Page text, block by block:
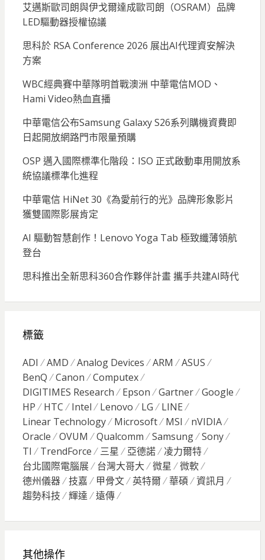
艾邁斯歐司朗與伊戈爾達成歐司朗（OSRAM）品牌
LED驅動器授權協議
思科於 RSA Conference 2026 展出AI代理資安解決
方案
WBC經典賽中華隊明首戰澳洲 中華電信MOD、
Hami Video熱血直播
中華電信公布Samsung Galaxy S26系列購機資費即
日起開放網路門市限量預購
OSP 邁入國際標準化階段：ISO 正式啟動車用開放系
統協議標準化進程
中華電信 HiNet 30《為愛前行的光》品牌形象影片
獲雙國際影展肯定
AI 驅動智慧創作！Lenovo Yoga Tab 極致纖薄領航
登台
思科推出全新思科360合作夥伴計畫 攜手共建AI時代
標籤
ADI AMD Analog Devices ARM
ASUS
BenQ
Canon
Computex
DIGITIMES Research
Epson Gartner
Google
HP
HTC Intel Lenovo LG
LINE
Linear Technology
Microsoft MSI
nVIDIA
Oracle
OVUM Qualcomm Samsung
Sony
TI
TrendForce 三星 亞德諾
凌力爾特
台北國際電腦展
台灣大哥大 微星
微軟
德州儀器
技嘉 甲骨文 英特爾 華碩
資訊月
趨勢科技
輝達 遠傳
其他操作